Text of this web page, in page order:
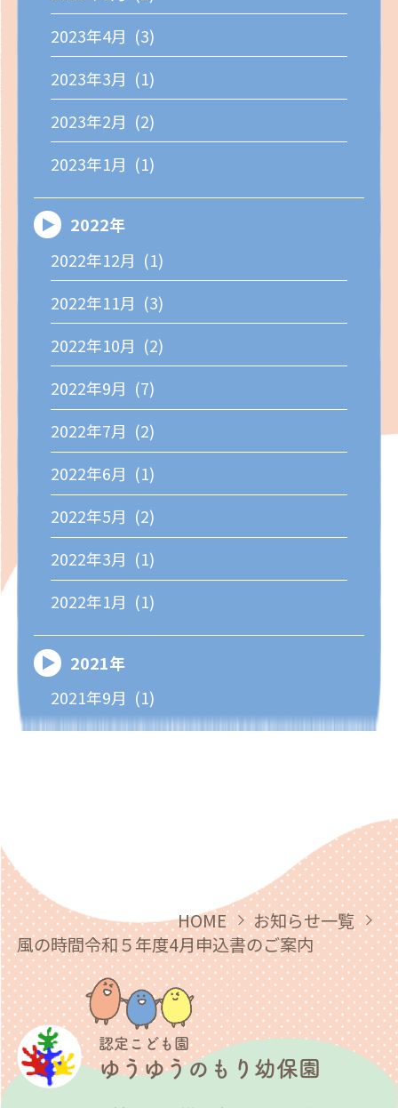
2023年4月 (3)
2023年3月 (1)
2023年2月 (2)
2023年1月 (1)
2022年
2022年12月 (1)
2022年11月 (3)
2022年10月 (2)
2022年9月 (7)
2022年7月 (2)
2022年6月 (1)
2022年5月 (2)
2022年3月 (1)
2022年1月 (1)
2021年
2021年9月 (1)
HOME
お知らせ一覧
風の時間令和５年度4月申込書のご案内
認定こども園
ゆうゆうのもり幼保園